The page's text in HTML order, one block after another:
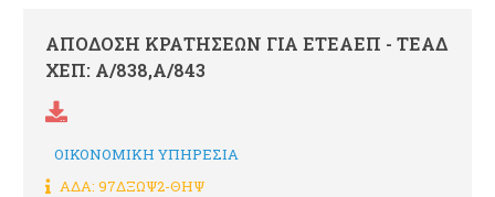
ΑΠΟΔΟΣΗ ΚΡΑΤΗΣΕΩΝ ΓΙΑ ΕΤΕΑΕΠ - ΤΕΑΔ
ΧΕΠ: Α/838,Α/843
ΟΙΚΟΝΟΜΙΚΗ ΥΠΗΡΕΣΙΑ
ΑΔΑ: 97ΔΞΩΨ2-ΘΗΨ